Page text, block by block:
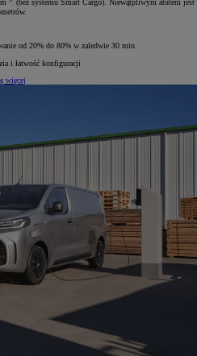
(bez systemu Smart Cargo). Niewątpliwym atutem jest
od 20% do 80% w zaledwie 30 min
i łatwość konfiguracji
więcej